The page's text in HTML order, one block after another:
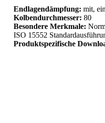
Endlagendämpfung: mit,
Kolbendurchmesser: 80
Besondere Merkmale:
ISO 15552
Produktspezifische